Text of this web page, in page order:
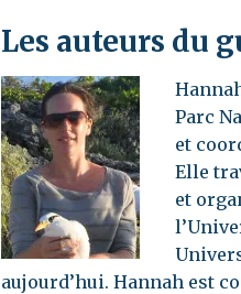
Les auteurs du
Parc
et
Elle
et
aujourd’hui. Hannah est